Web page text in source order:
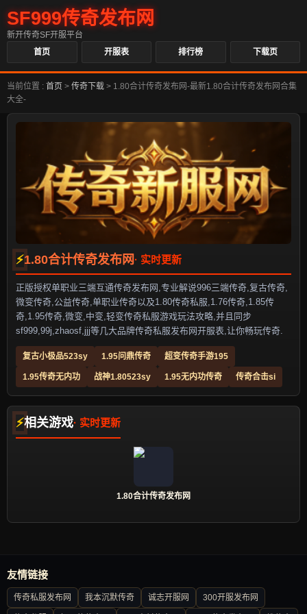
SF999传奇发布网
新开传奇SF开服平台
首页
开服表 排行榜 下载页
当前位置 : 首页 > 传奇下载 > 1.80合计传奇发布网-最新1.80合计传奇发布网合集
大全-
1.80合计传奇发布网
正版授权单职业三端互通传奇发布网,专业解说996三端传奇,复古传奇,
微变传奇,公益传奇,单职业传奇以及1.80传奇私服,1.76传奇,1.85传
奇,1.95传奇,微变,中变,轻变传奇私服游戏玩法攻略,并且同步
sf999,99j,zhaosf,jjj等几大品牌传奇私服发布网开服表,让你畅玩传奇.
复古小极品523sy 1.95问鼎传奇 超变传奇手游195
1.95传奇无内功 战神1.80523sy 1.95无内功传奇 传奇合击si
相关游戏
1.80合计传奇发布网
友情链接
传奇私服发布网 我本沉默传奇 诚志开服网 300开服发布网